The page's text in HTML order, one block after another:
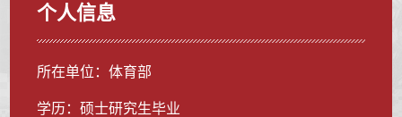
个人信息
所在单位：体育部
学历：硕士研究生毕业